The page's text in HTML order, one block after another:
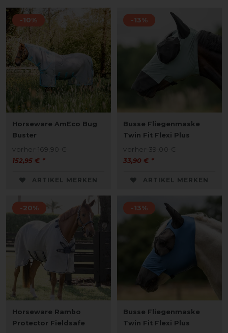
-10%
Horseware AmEco Bug
Buster
vorher 169,90 €
152,95 € *
ARTIKEL MERKEN
-13%
Busse Fliegenmaske
Twin Fit Flexi Plus
vorher 39,00 €
33,90 € *
ARTIKEL MERKEN
-20%
Horseware Rambo
Protector Fieldsafe
-13%
Busse Fliegenmaske
Twin Fit Flexi Plus